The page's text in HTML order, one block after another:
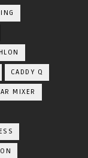
CADDY Q
MIXER